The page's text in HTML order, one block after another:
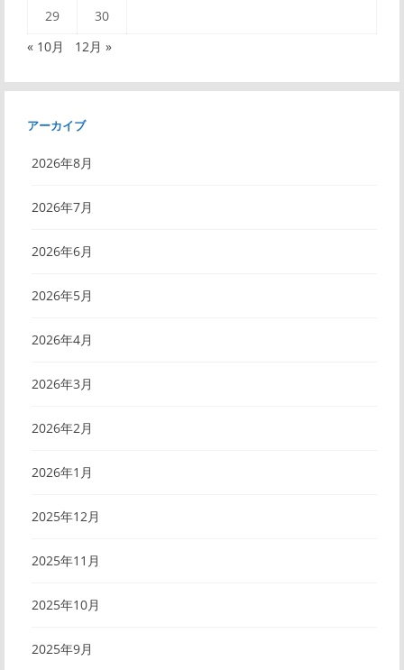
29
30
« 10月
12月 »
アーカイブ
2026年8月
2026年7月
2026年6月
2026年5月
2026年4月
2026年3月
2026年2月
2026年1月
2025年12月
2025年11月
2025年10月
2025年9月